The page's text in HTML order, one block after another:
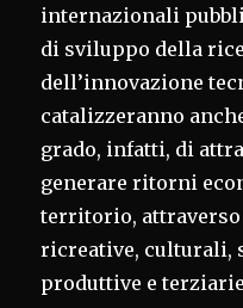
internazionali
di sviluppo della
dell’innovazione
catalizzeranno
grado, infatti, di
generare ritorni
territorio,
ricreative, culturali,
produttive e